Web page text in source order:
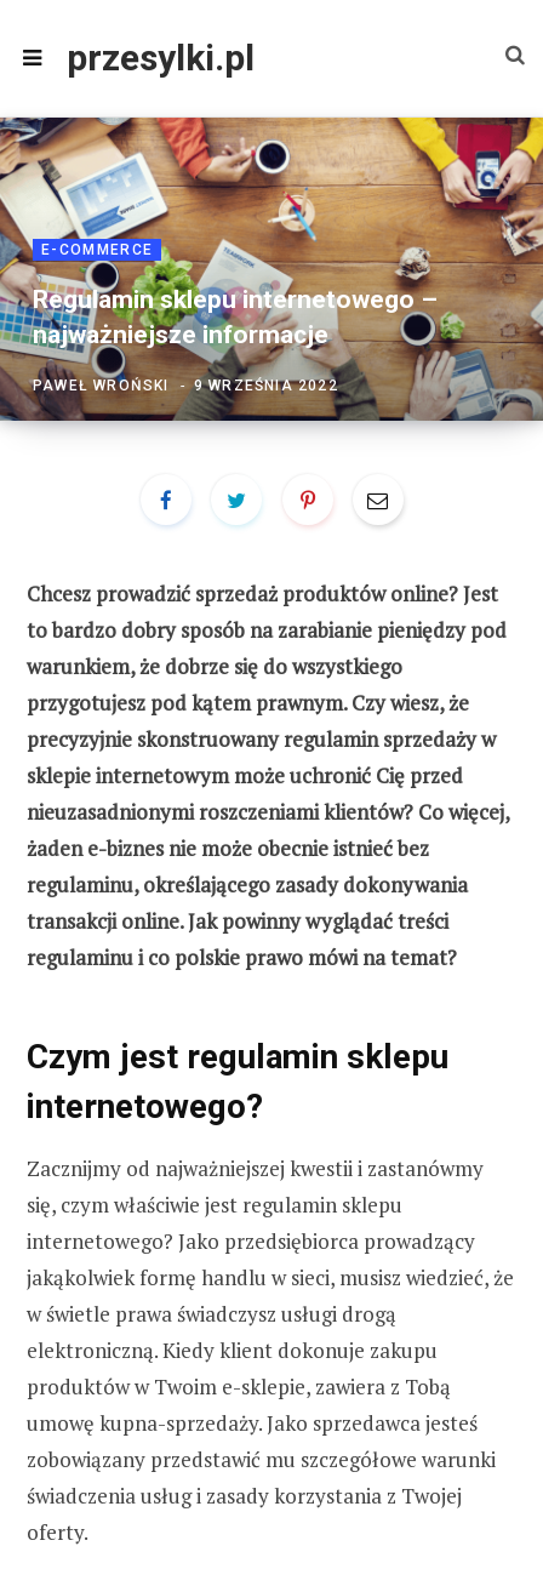
przesylki.pl
E-COMMERCE
Regulamin sklepu internetowego –
najważniejsze informacje
PAWEŁ WROŃSKI 9 WRZEŚNIA 2022
Chcesz prowadzić sprzedaż produktów online? Jest
to bardzo dobry sposób na zarabianie pieniędzy pod
warunkiem, że dobrze się do wszystkiego
przygotujesz pod kątem prawnym. Czy wiesz, że
precyzyjnie skonstruowany regulamin sprzedaży w
sklepie internetowym może uchronić Cię przed
nieuzasadnionymi roszczeniami klientów? Co więcej,
żaden e-biznes nie może obecnie istnieć bez
regulaminu, określającego zasady dokonywania
transakcji online. Jak powinny wyglądać treści
regulaminu i co polskie prawo mówi na temat?
Czym jest regulamin sklepu
internetowego?
Zacznijmy od najważniejszej kwestii i zastanówmy
się, czym właściwie jest regulamin sklepu
internetowego? Jako przedsiębiorca prowadzący
jakąkolwiek formę handlu w sieci, musisz wiedzieć, że
w świetle prawa świadczysz usługi drogą
elektroniczną. Kiedy klient dokonuje zakupu
produktów w Twoim e-sklepie, zawiera z Tobą
umowę kupna-sprzedaży. Jako sprzedawca jesteś
zobowiązany przedstawić mu szczegółowe warunki
świadczenia usług i zasady korzystania z Twojej
oferty.